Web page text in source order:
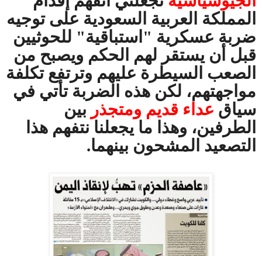
المملكة العربية السعودية على توجيه
ضربة عسكرية "استباقية" للحوثيين
قبل أن يستقر لهم الحكم ويصبح من
الصعب السيطرة عليهم وترتفع تكلفة
مواجهتهم، لكن هذه الضربة تأتي في
سياق عداء قديم ومتجذر بين
الطرفين، وهذا ما يجعلنا نتفهم هذا
التصعيد المشحون بينهما.